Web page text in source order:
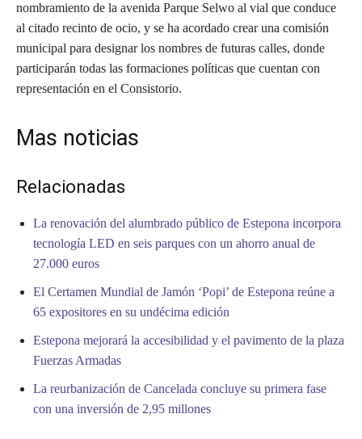
nombramiento de la avenida Parque Selwo al vial que conduce
al citado recinto de ocio, y se ha acordado crear una comisión
municipal para designar los nombres de futuras calles, donde
participarán todas las formaciones políticas que cuentan con
representación en el Consistorio.
Mas noticias
Relacionadas
La renovación del alumbrado público de Estepona incorpora
tecnología LED en seis parques con un ahorro anual de
27.000 euros
El Certamen Mundial de Jamón ‘Popi’ de Estepona reúne a
65 expositores en su undécima edición
Estepona mejorará la accesibilidad y el pavimento de la plaza
Fuerzas Armadas
La reurbanización de Cancelada concluye su primera fase
con una inversión de 2,95 millones